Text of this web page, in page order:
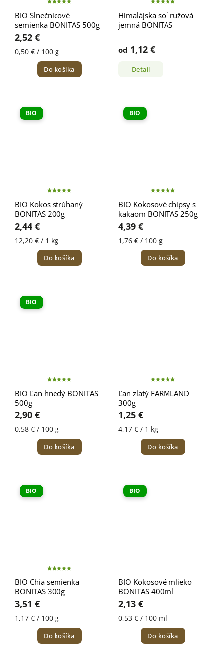
BIO Slnečnicové
semienka BONITAS 500g
2,52 €
0,50 € / 100 g
Do košíka
Himalájska soľ ružová
jemná BONITAS
od 1,12 €
Detail
BIO
BIO Kokos strúhaný
BONITAS 200g
2,44 €
12,20 € / 1 kg
Do košíka
BIO
BIO Kokosové chipsy s
kakaom BONITAS 250g
4,39 €
1,76 € / 100 g
Do košíka
BIO
BIO Ľan hnedý BONITAS
500g
2,90 €
0,58 € / 100 g
Do košíka
Ľan zlatý FARMLAND
300g
1,25 €
4,17 € / 1 kg
Do košíka
BIO
BIO Chia semienka
BONITAS 300g
3,51 €
1,17 € / 100 g
Do košíka
BIO
BIO Kokosové mlieko
BONITAS 400ml
2,13 €
0,53 € / 100 ml
Do košíka